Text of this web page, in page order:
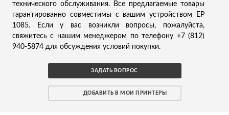
технического обслуживания. Все предлагаемые товары
гарантированно совместимы с вашим устройством EP
1085. Если у вас возникли вопросы, пожалуйста,
свяжитесь с нашим менеджером по телефону +7 (812)
940-5874 для обсуждения условий покупки.
ЗАДАТЬ ВОПРОС
ДОБАВИТЬ В МОИ ПРИНТЕРЫ